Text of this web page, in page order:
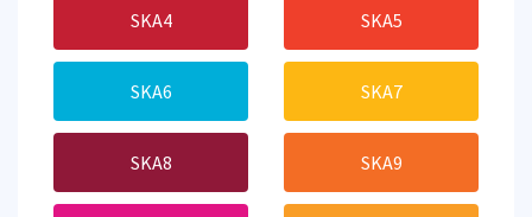
SKA4 SKA5
SKA6 SKA7
SKA8 SKA9